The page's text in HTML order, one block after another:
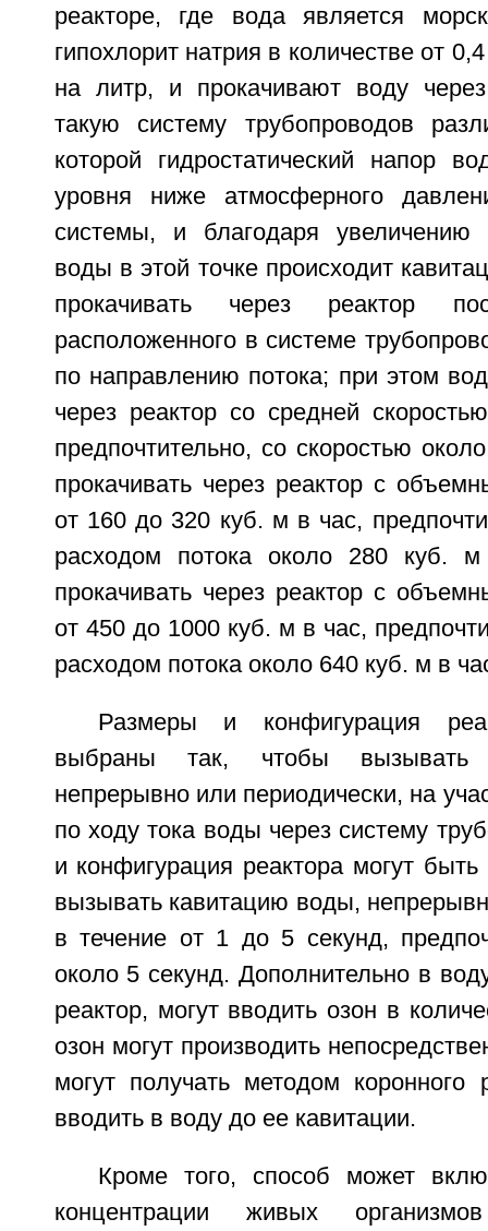
реакторе, где вода является
гипохлорит натрия в количестве от
на литр, и прокачивают воду
такую систему трубопроводов
которой гидростатический напор
уровня ниже атмосферного
системы, и благодаря увеличению
воды в этой точке происходит
прокачивать через реактор
расположенного в системе
по направлению потока; при этом
через реактор со средней
предпочтительно, со скоростью
прокачивать через реактор с
от 160 до 320 куб. м в час,
расходом потока около 280 куб.
прокачивать через реактор с
от 450 до 1000 куб. м в час,
расходом потока около 640 куб. м в
Размеры и конфигурация
выбраны так, чтобы вызывать
непрерывно или периодически, на
по ходу тока воды через систему
и конфигурация реактора могут
вызывать кавитацию воды,
в течение от 1 до 5 секунд,
около 5 секунд. Дополнительно в
реактор, могут вводить озон в
озон могут производить
могут получать методом коронного
вводить в воду до ее кавитации.
Кроме того, способ может
концентрации живых